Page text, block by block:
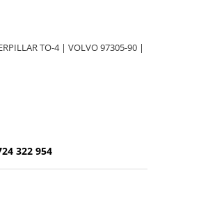
TO-4 | VOLVO 97305-90 |
322 954